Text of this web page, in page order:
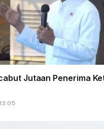
Jutaan Penerima